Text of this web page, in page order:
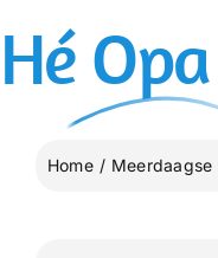
inhoud
Hé Opa
Home